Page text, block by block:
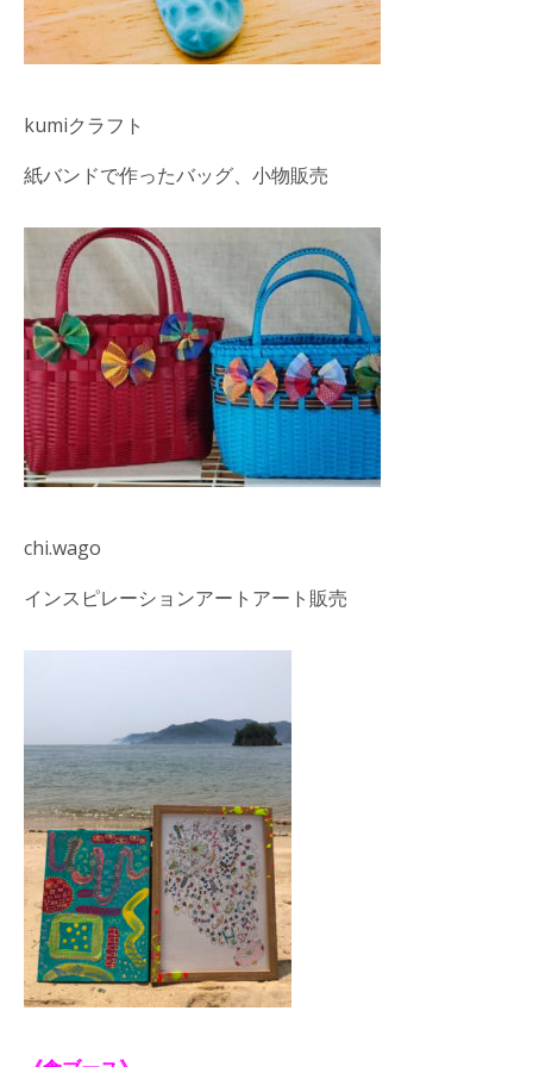
kumiクラフト
紙バンドで作ったバッグ、小物販売
chi.wago
インスピレーションアートアート販売